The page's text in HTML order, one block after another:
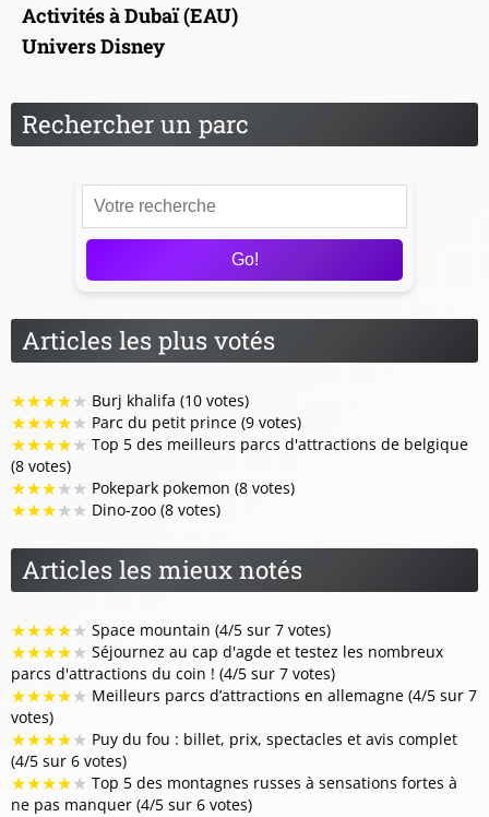
Activités à Dubaï (EAU)
Univers Disney
Rechercher un parc
Go!
Articles les plus votés
★★★★★ Burj khalifa (10 votes)
★★★★★ Parc du petit prince (9 votes)
★★★★★ Top 5 des meilleurs parcs d'attractions de belgique
(8 votes)
★★★★★ Pokepark pokemon (8 votes)
★★★★★ Dino-zoo (8 votes)
Articles les mieux notés
★★★★★ Space mountain (4/5 sur 7 votes)
★★★★★ Séjournez au cap d'agde et testez les nombreux
parcs d'attractions du coin ! (4/5 sur 7 votes)
★★★★★ Meilleurs parcs d’attractions en allemagne (4/5 sur 7
votes)
★★★★★ Puy du fou : billet, prix, spectacles et avis complet
(4/5 sur 6 votes)
★★★★★ Top 5 des montagnes russes à sensations fortes à
ne pas manquer (4/5 sur 6 votes)